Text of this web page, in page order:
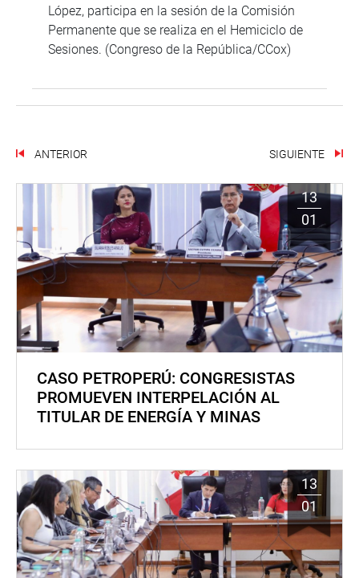
López, participa en la sesión de la Comisión
Permanente que se realiza en el Hemiciclo de
Sesiones. (Congreso de la República/CCox)
ANTERIOR SIGUIENTE
13
01
CASO PETROPERÚ: CONGRESISTAS
PROMUEVEN INTERPELACIÓN AL
TITULAR DE ENERGÍA Y MINAS
13
01